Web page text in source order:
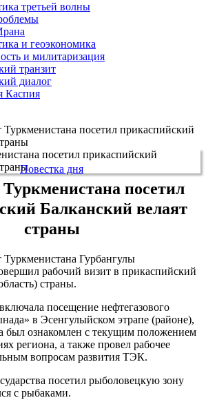
третьей волны
и геоэкономика
и милитаризация
транзит
диалог
Каспия
Туркменистана посетил прикаспийский
Повестка дня
посетил
Балканский велаят
страны
Туркменистана Гурбангулы
рабочий визит в прикаспийский
страны.
посещение нефтегазового
в Эсенгулыйском этрапе (районе),
был ознакомлен с текущим положением
региона, а также провел рабочее
вопросам развития ТЭК.
посетил рыболовецкую зону
с рыбаками.